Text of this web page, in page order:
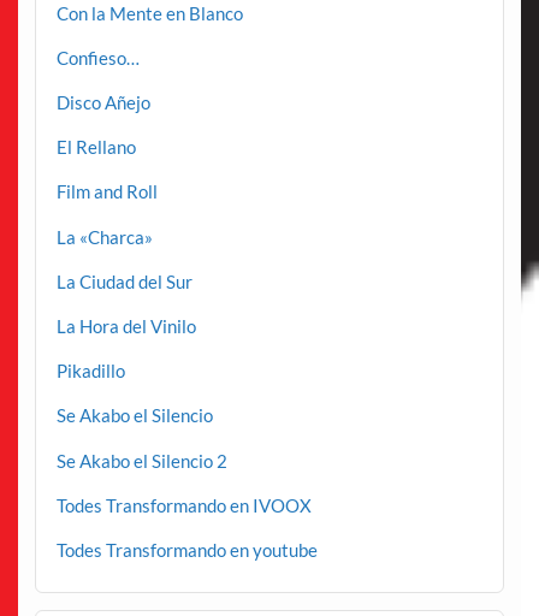
Con la Mente en Blanco
Confieso…
Disco Añejo
El Rellano
Film and Roll
La «Charca»
La Ciudad del Sur
La Hora del Vinilo
Pikadillo
Se Akabo el Silencio
Se Akabo el Silencio 2
Todes Transformando en IVOOX
Todes Transformando en youtube